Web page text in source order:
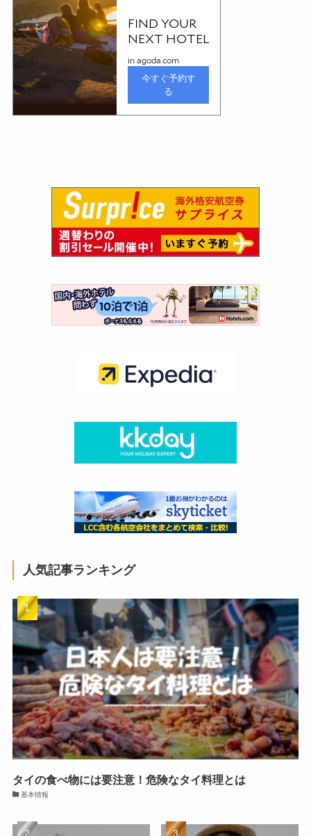
人気記事ランキング
タイの食べ物には要注意！危険なタイ料理とは
基本情報